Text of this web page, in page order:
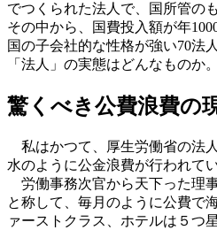
でつくられた法人で、国所管の
その中から、国費投入額が年
国の子会社的な性格が強い70法
「法人」の実態はどんなものか。
驚くべき公費浪費の
私はかつて、厚生労働省の法
水のように公金浪費が行われてい
労働事務次官から天下った理
と称して、毎月のように公費で
ァーストクラス、ホテルは５つ